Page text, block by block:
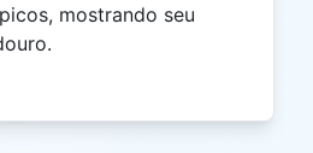
mostrando seu